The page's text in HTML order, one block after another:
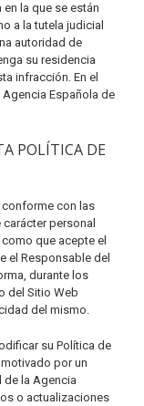
la que se están
a la tutela judicial
autoridad de
su residencia
infracción. En el
Española de
POLÍTICA DE
conforme con las
personal
que acepte el
el Responsable del
durante los
del Sitio Web
del mismo.
su Política de
por un
la Agencia
o actualizaciones